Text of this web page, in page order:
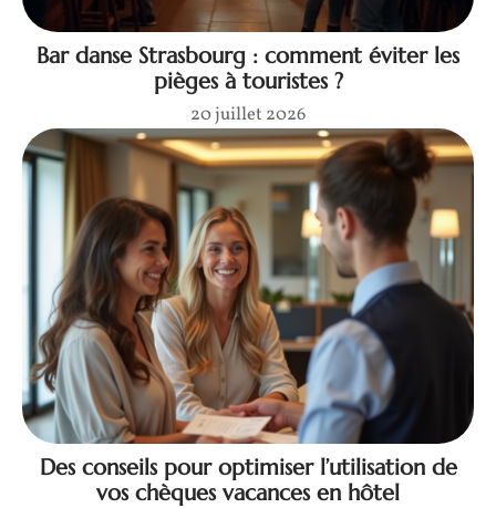
Bar danse Strasbourg : comment éviter les
pièges à touristes ?
20 juillet 2026
Des conseils pour optimiser l’utilisation de
vos chèques vacances en hôtel